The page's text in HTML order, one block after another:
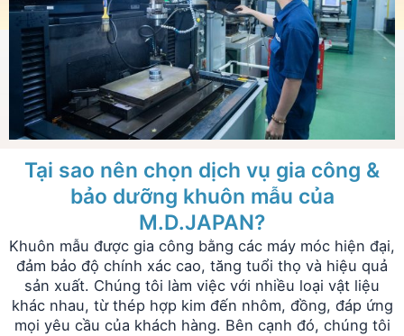
Tại sao nên chọn dịch vụ gia công &
bảo dưỡng khuôn mẫu của
M.D.JAPAN?
Khuôn mẫu được gia công bằng các máy móc hiện đại,
đảm bảo độ chính xác cao, tăng tuổi thọ và hiệu quả
sản xuất. Chúng tôi làm việc với nhiều loại vật liệu
khác nhau, từ thép hợp kim đến nhôm, đồng, đáp ứng
mọi yêu cầu của khách hàng. Bên cạnh đó, chúng tôi